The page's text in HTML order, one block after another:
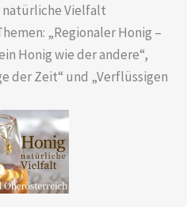
natürliche Vielfalt
„Regionaler Honig –
Honig wie der andere“,
der Zeit“ und „Verflüssigen